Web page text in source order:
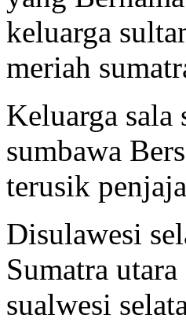
keluarga
meriah
Keluarga
sumbawa
terusik
Disulawesi
Sumatra
sualwesi